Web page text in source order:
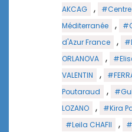
AKCAG
,
Méditerranée
,
d'Azur France
,
ORLANOVA
,
VALENTIN
,
Poutaraud
,
LOZANO
, #Kira
#Leila CHAFII ,